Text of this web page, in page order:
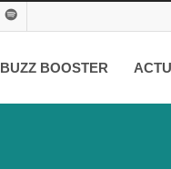
BUZZ BOOSTER